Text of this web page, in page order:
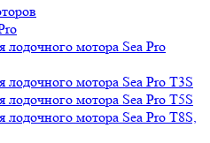
лодочного мотора Sea Pro
лодочного мотора Sea Pro Т3S
лодочного мотора Sea Pro Т5S
лодочного мотора Sea Pro Т8S,